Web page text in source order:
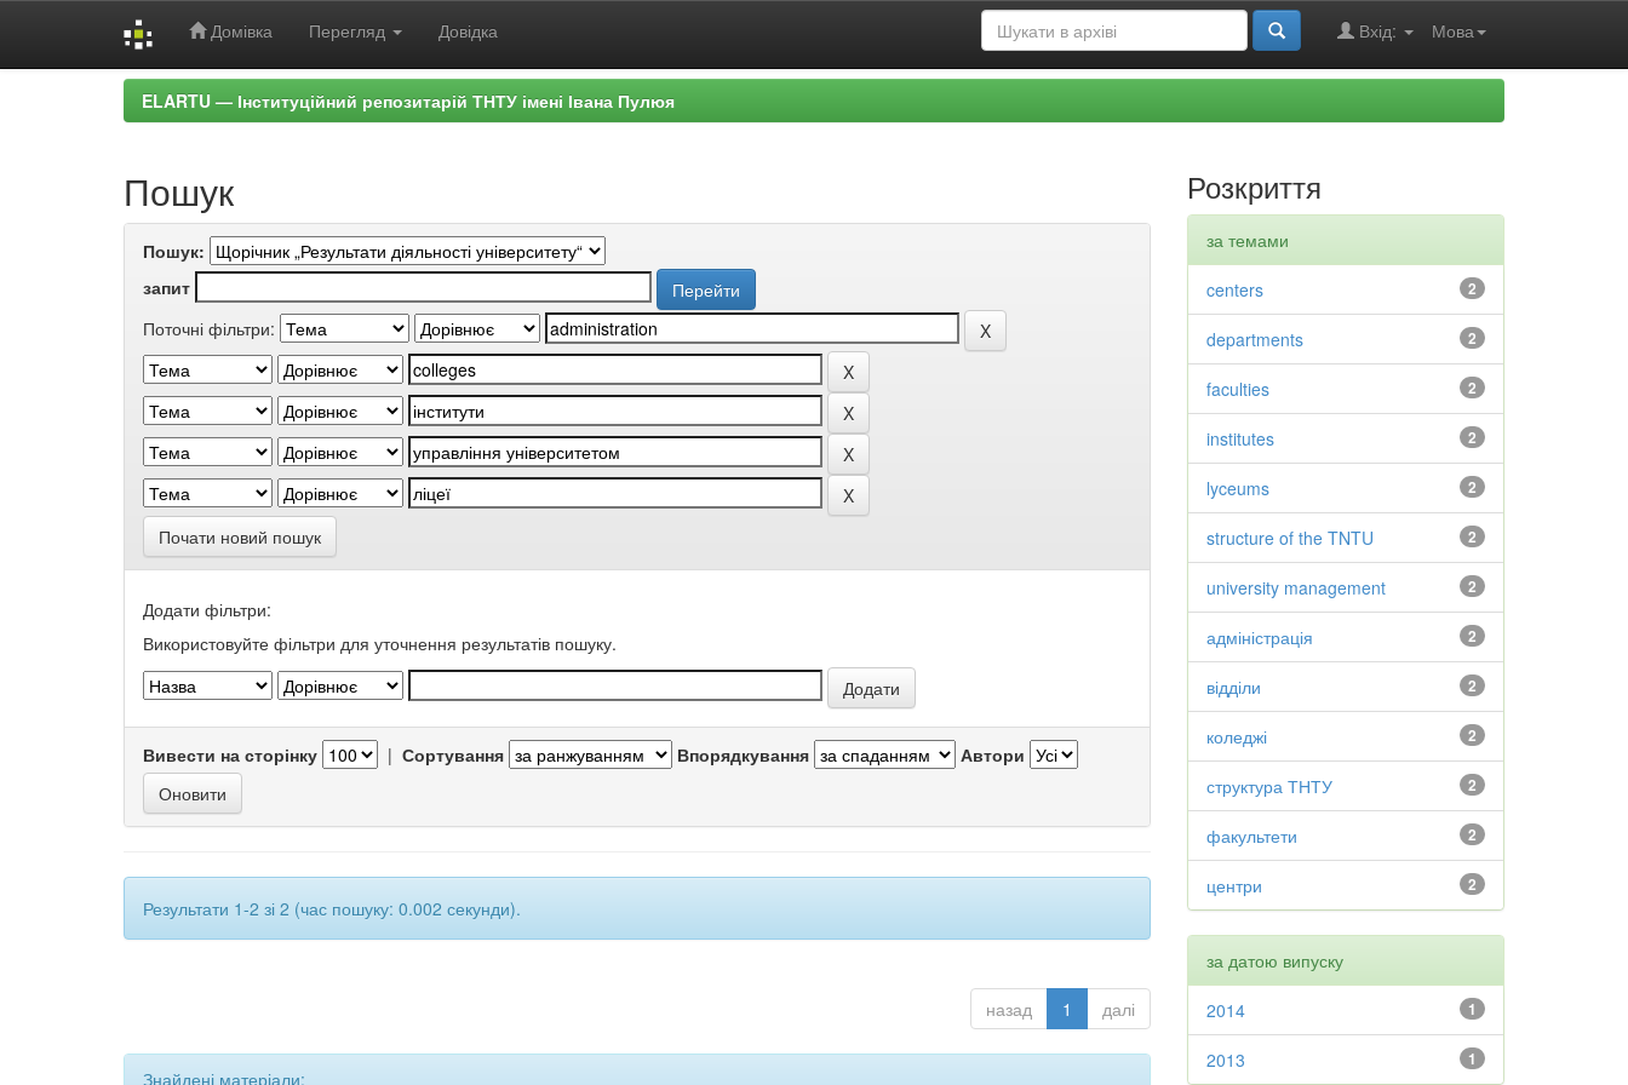
Домівка Перегляд Довідка Мова
Вхід:
ELARTU — Інституційний репозитарій ТНТУ імені Івана Пулюя
Пошук
Пошук:
запит
Поточні фільтри:
Почати новий пошук
Додати фільтри:
Використовуйте фільтри для уточнення результатів пошуку.
Вивести на сторінку | Сортування Впорядкування Автори
Результати 1-2 зі 2 (час пошуку: 0.002 секунди).
назад 1 далі
Знайдені матеріали:
Розкриття
за темами
2
centers
2
departments
2
faculties
2
institutes
2
lyceums
2
structure of the TNTU
2
university management
2
адміністрація
2
відділи
2
коледжі
2
структура ТНТУ
2
факультети
2
центри
за датою випуску
1
2014
1
2013